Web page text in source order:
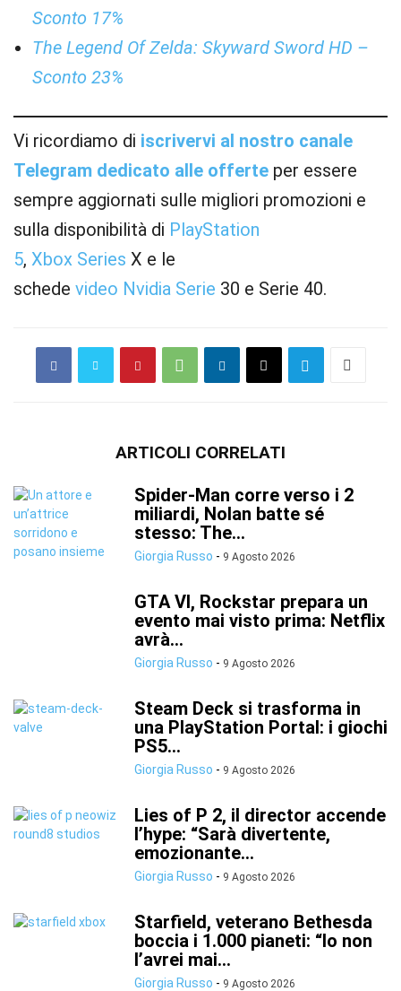
Sconto 17%
The Legend Of Zelda: Skyward Sword HD –
Sconto 23%
Vi ricordiamo di iscrivervi al nostro canale
Telegram dedicato alle offerte per essere
sempre aggiornati sulle migliori promozioni e
sulla disponibilità di PlayStation
5, Xbox Series X e le
schede video Nvidia Serie 30 e Serie 40.
ARTICOLI CORRELATI
Spider-Man corre verso i 2
miliardi, Nolan batte sé
stesso: The...
Giorgia Russo - 9 Agosto 2026
GTA VI, Rockstar prepara un
evento mai visto prima: Netflix
avrà...
Giorgia Russo - 9 Agosto 2026
Steam Deck si trasforma in
una PlayStation Portal: i giochi
PS5...
Giorgia Russo - 9 Agosto 2026
Lies of P 2, il director accende
l’hype: “Sarà divertente,
emozionante...
Giorgia Russo - 9 Agosto 2026
Starfield, veterano Bethesda
boccia i 1.000 pianeti: “Io non
l’avrei mai...
Giorgia Russo - 9 Agosto 2026